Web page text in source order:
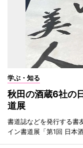
学ぶ・知る
秋田の酒蔵6社の
道展
書道誌などを発行する書
イン書道展「第1回 日本